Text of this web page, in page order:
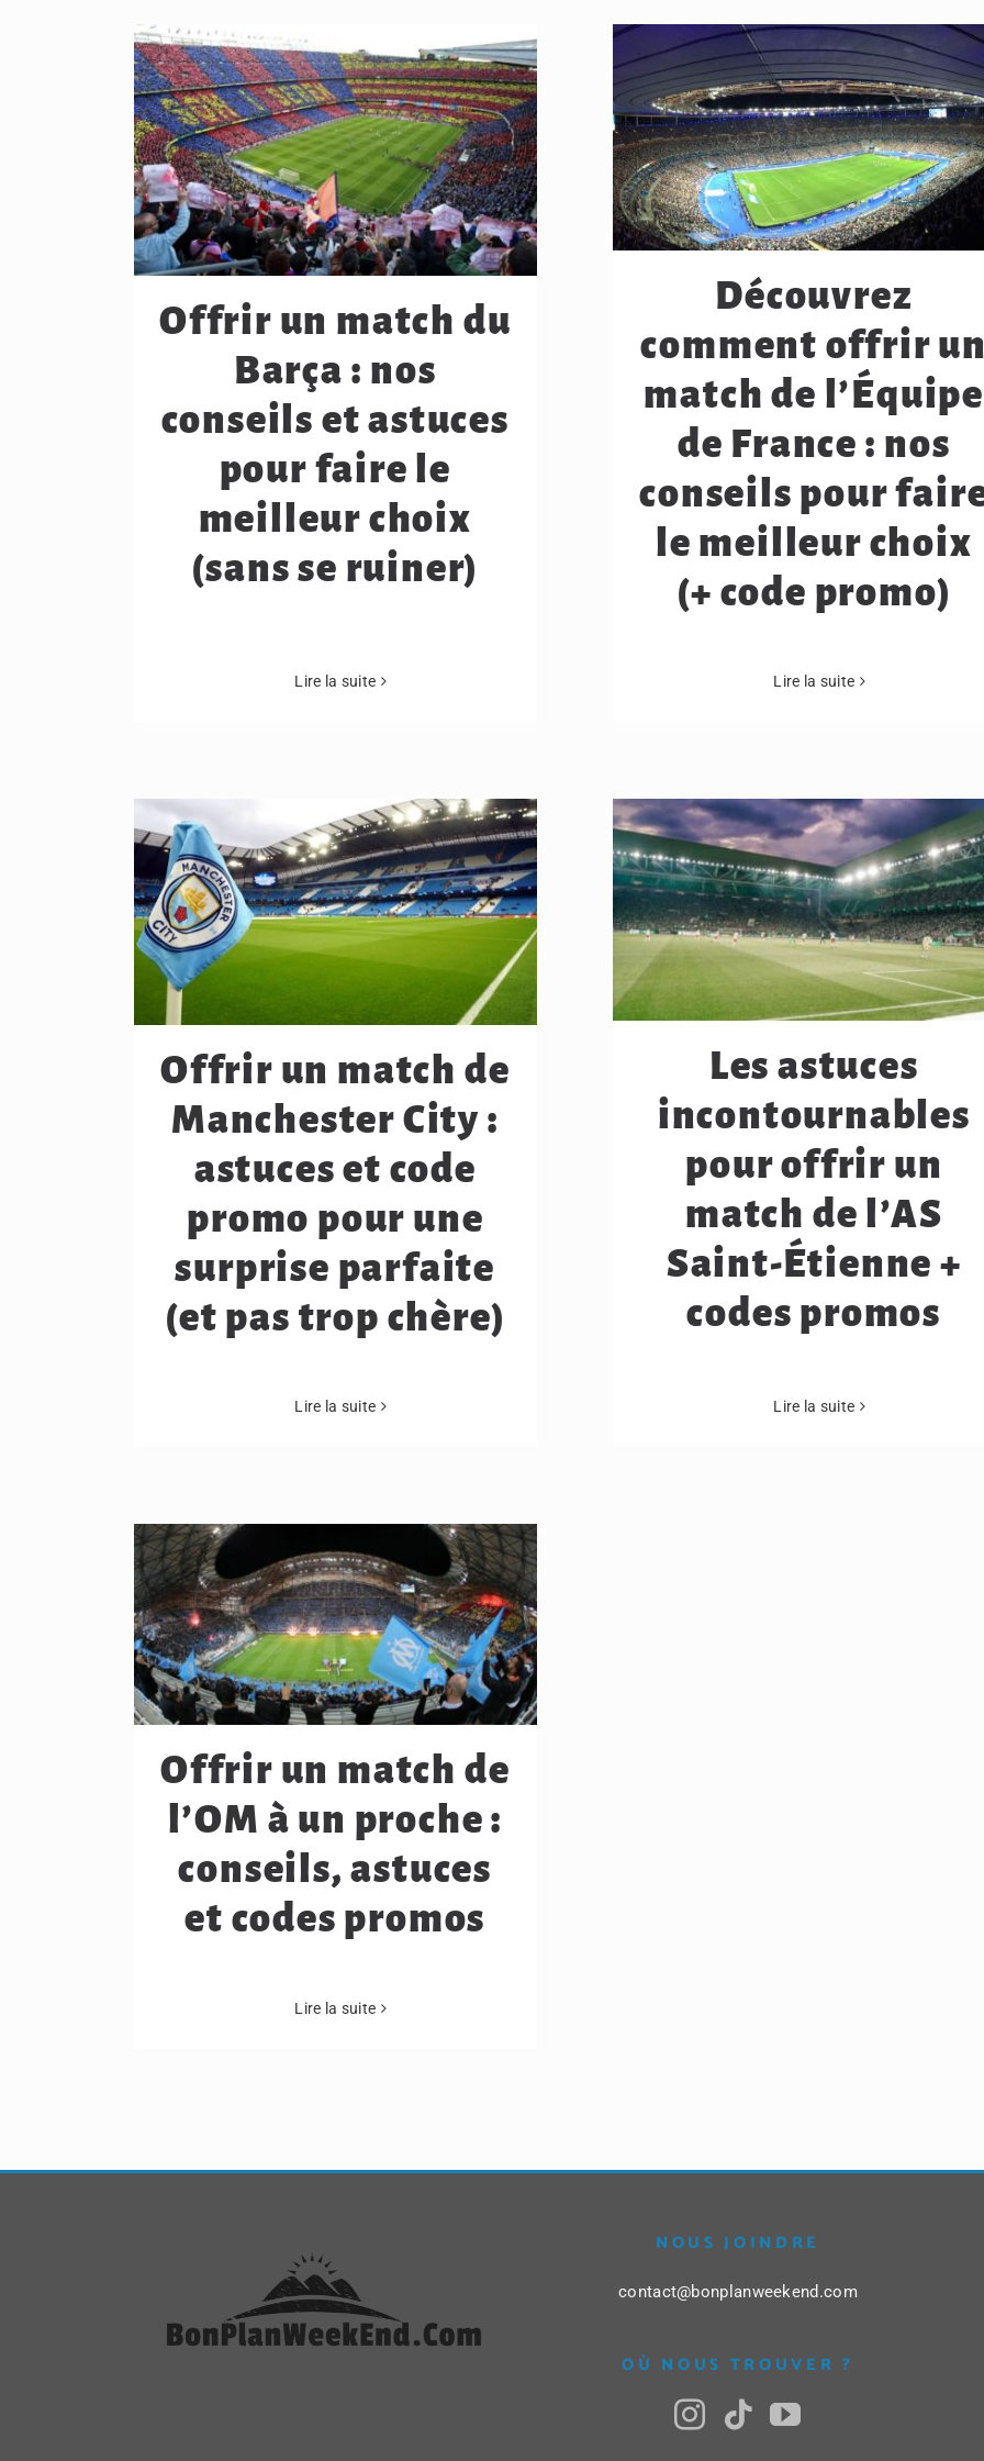
Offrir un match du
Barça : nos
conseils et astuces
pour faire le
meilleur choix
(sans se ruiner)
Lire la suite
Découvrez
comment offrir
match de l’Équipe
de France : nos
conseils pour
le meilleur choix
(+ code promo)
Lire la suite
Offrir un match de
Manchester City :
astuces et code
promo pour une
surprise parfaite
(et pas trop chère)
Lire la suite
Les astuces
incontournables
pour offrir un
match de l’AS
Saint-Étienne +
codes promos
Lire la suite
Offrir un match de
l’OM à un proche :
conseils, astuces
et codes promos
Lire la suite
NOUS JOINDRE
contact@bonplanweekend.com
OÙ NOUS TROUVER ?